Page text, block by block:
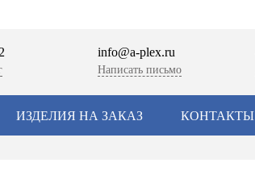
info@a-plex.ru
Написать письмо
ИЗДЕЛИЯ НА ЗАКАЗ КОНТАКТЫ